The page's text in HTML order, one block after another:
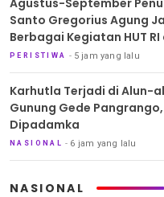
Santo Gregorius Agung
Berbagai Kegiatan HUT RI
PERISTIWA 5 jam yang lalu
Karhutla Terjadi di Alun-
Gunung Gede
Dipadamka
NASIONAL 6 jam yang lalu
NASIONAL